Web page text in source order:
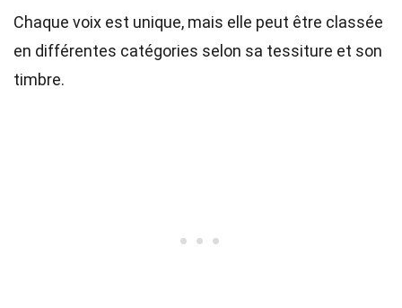
Chaque voix est unique, mais elle peut être classée
en différentes catégories selon sa tessiture et son
timbre.